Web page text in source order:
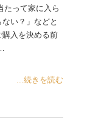
たって家に入ら
い？」などと
購入を決める前
...続きを読む